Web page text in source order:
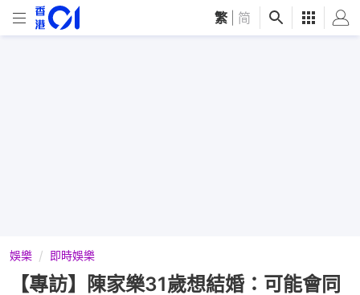
繁 简
娛樂 即時娛樂
【專訪】陳家樂31歲想結婚：可能會同